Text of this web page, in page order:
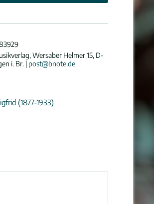
Wersaber Helmer 15, D-
i. Br. | post@bnote.de
(1877-1933)